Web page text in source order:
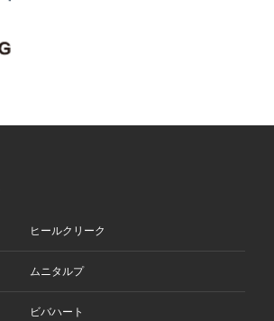
ヒールクリーク
ムニタルプ
ビバハート